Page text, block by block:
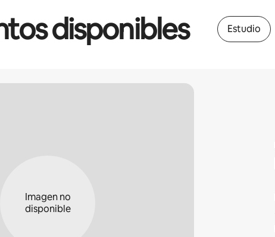
disponibles Estudio
Imagen no
disponible